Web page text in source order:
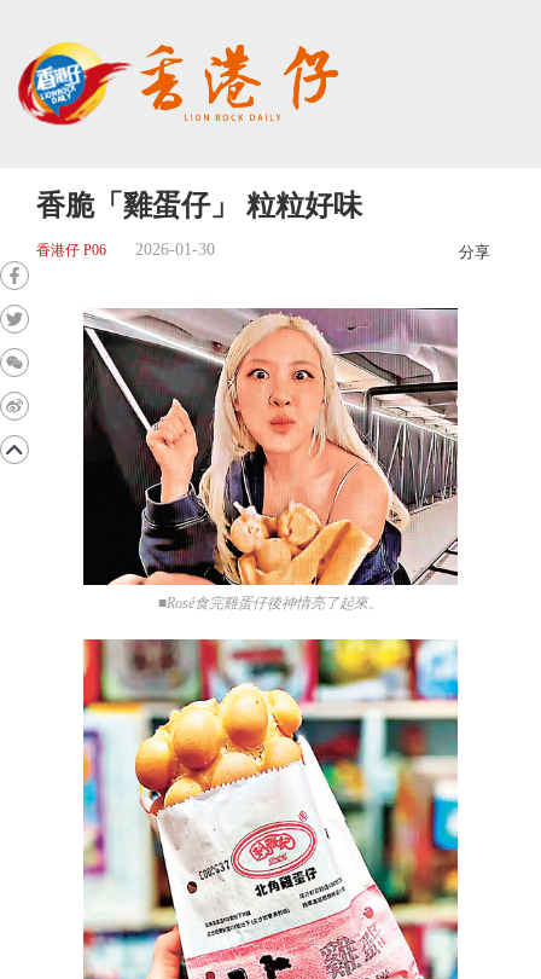
香脆「雞蛋仔」 粒粒好味
香港仔 P06 2026-01-30 分享
■Rosé食完雞蛋仔後神情亮了起來。